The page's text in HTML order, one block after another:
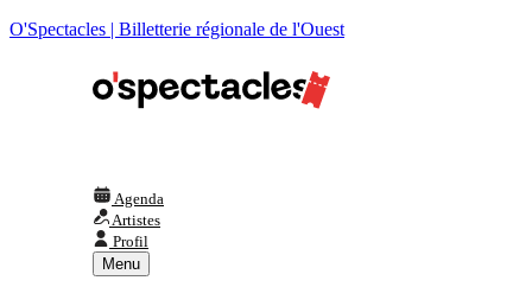
O'Spectacles | Billetterie régionale de l'Ouest
Agenda
Artistes
Profil
Menu